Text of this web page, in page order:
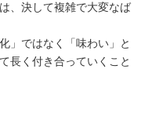
、決して複雑で大変なば
」ではなく「味わい」と
長く付き合っていくこと